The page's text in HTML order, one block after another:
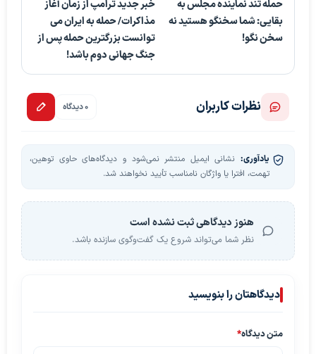
حمله تند نماینده مجلس به
بقایی: شما سخنگو هستید نه
سخن نگو!
خبر جدید ترامپ از زمان آغاز
مذاکرات/ حمله به ایران می
توانست بزرگترین حمله پس از
جنگ جهانی دوم باشد!
نظرات کاربران 0 دیدگاه
یادآوری: نشانی ایمیل منتشر نمی‌شود و دیدگاه‌های حاوی توهین،
تهمت، افترا یا واژگان نامناسب تأیید نخواهند شد.
هنوز دیدگاهی ثبت نشده است
نظر شما می‌تواند شروع یک گفت‌وگوی سازنده باشد.
دیدگاهتان را بنویسید
متن دیدگاه*